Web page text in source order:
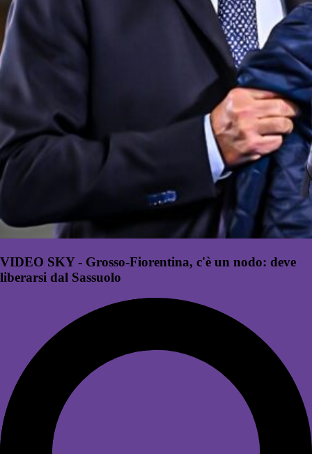
VIDEO SKY - Grosso-Fiorentina, c'è un nodo: deve
liberarsi dal Sassuolo